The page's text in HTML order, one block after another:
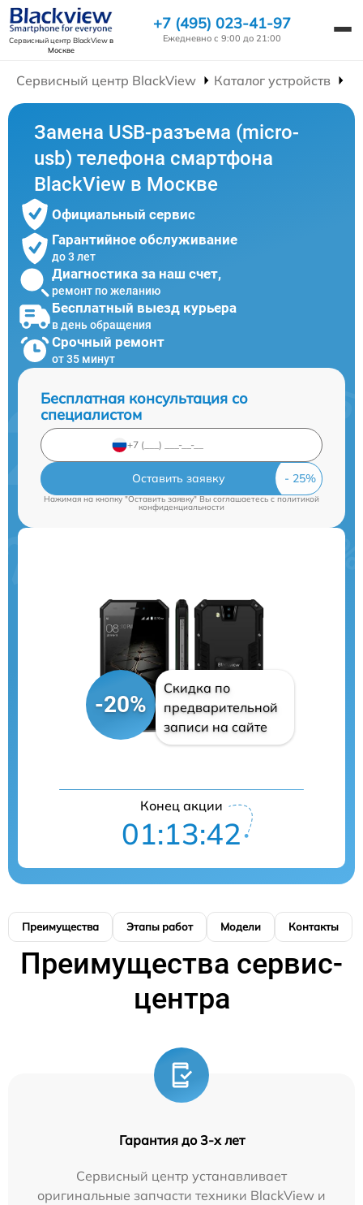
Сервисный центр BlackViewв
Москве
+7 (495) 023-41-97
Ежедневно с 9:00 до 21:00
Сервисный центр BlackView Каталог устройств
Замена USB-разъема (micro-
usb) телефона смартфона
BlackView в Москве
Официальный сервис
Гарантийное обслуживание
до 3 лет
Диагностика за наш счет,
ремонт по желанию
Бесплатный выезд курьера
в день обращения
Срочный ремонт
от 35 минут
Бесплатная консультация со
специалистом
Оставить заявку
Нажимая на кнопку "Оставить заявку" Вы соглашаетесь cполитикой
конфиденциальности
-20%
Скидка по
предварительной
записи на сайте
Конец акции
01:13:41
Преимущества Этапы работ Модели Контакты
Преимущества сервис-
центра
Гарантия до 3-х лет
Сервисный центр устанавливает
оригинальные запчасти техники BlackView и